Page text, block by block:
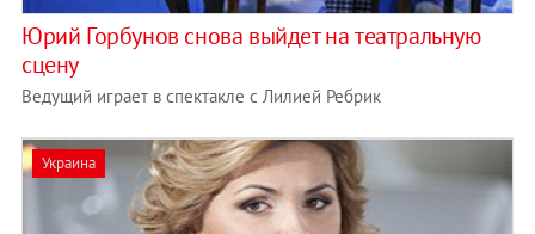
Юрий Горбунов снова выйдет на театральную
сцену
Ведущий играет в спектакле с Лилией Ребрик
Украина